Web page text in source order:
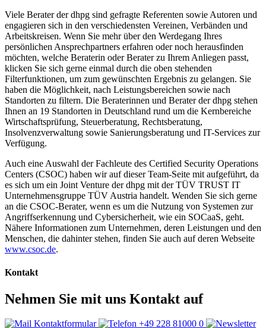
Viele Berater der dhpg sind gefragte Referenten sowie Autoren und
engagieren sich in den verschiedensten Vereinen, Verbänden und
Arbeitskreisen. Wenn Sie mehr über den Werdegang Ihres
persönlichen Ansprechpartners erfahren oder noch herausfinden
möchten, welche Beraterin oder Berater zu Ihrem Anliegen passt,
klicken Sie sich gerne einmal durch die oben stehenden
Filterfunktionen, um zum gewünschten Ergebnis zu gelangen. Sie
haben die Möglichkeit, nach Leistungsbereichen sowie nach
Standorten zu filtern. Die Beraterinnen und Berater der dhpg stehen
Ihnen an 19 Standorten in Deutschland rund um die Kernbereiche
Wirtschaftsprüfung, Steuerberatung, Rechtsberatung,
Insolvenzverwaltung sowie Sanierungsberatung und IT-Services zur
Verfügung.
Auch eine Auswahl der Fachleute des Certified Security Operations
Centers (CSOC) haben wir auf dieser Team-Seite mit aufgeführt, da
es sich um ein Joint Venture der dhpg mit der TÜV TRUST IT
Unternehmensgruppe TÜV Austria handelt. Wenden Sie sich gerne
an die CSOC-Berater, wenn es um die Nutzung von Systemen zur
Angriffserkennung und Cybersicherheit, wie ein SOCaaS, geht.
Nähere Informationen zum Unternehmen, deren Leistungen und den
Menschen, die dahinter stehen, finden Sie auch auf deren Webseite
www.csoc.de.
Kontakt
Nehmen Sie mit uns Kontakt auf
Kontaktformular +49 228 81000 0